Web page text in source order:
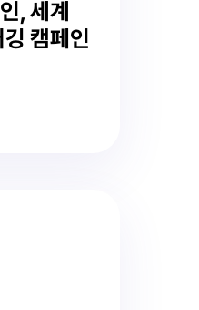
, 세계
캠페인